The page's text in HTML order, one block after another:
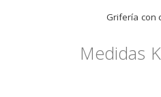
Grifería con
Medidas